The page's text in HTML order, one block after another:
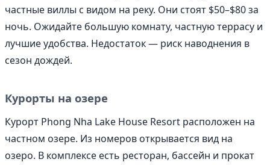
частные виллы с видом на реку. Они стоят $50–$80 за
ночь. Ожидайте большую комнату, частную террасу и
лучшие удобства. Недостаток — риск наводнения в
сезон дождей.
Курорты на озере
Курорт Phong Nha Lake House Resort расположен на
частном озере. Из номеров открывается вид на
озеро. В комплексе есть ресторан, бассейн и прокат